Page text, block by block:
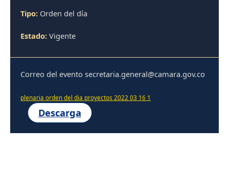
Tipo: Orden del día
Estado: Vigente
Correo del evento secretaria.general@camara.gov.co
plenaria orden del dia proyectos 2022 03 16 1
Descarga